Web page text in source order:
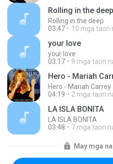
Rolling in the deep
Rolling in the deep
03:47
10 mga taon
your love
your love
03:17
9 mga taon
Hero - Mariah
Hero - Mariah Carrey
04:19
2 mga taon
LA ISLA BONITA
LA ISLA BONITA
03:48
7 mga taon
May mga